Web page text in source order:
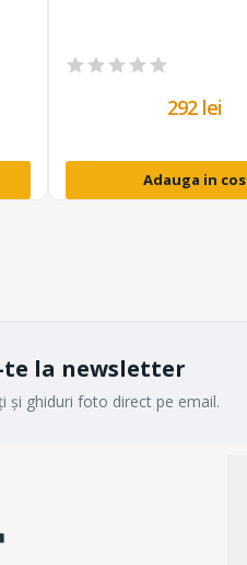
292 lei
Adauga in cos
te la newsletter
și ghiduri foto direct pe email.